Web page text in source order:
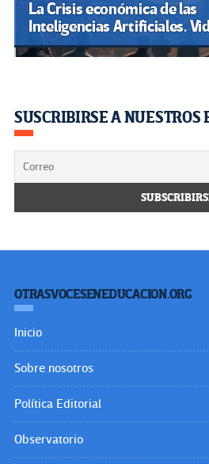
La Crisis económica de las
Inteligencias Artificiales.
SUSCRIBIRSE A NUESTROS
OTRASVOCESENEDUCACION.ORG
Inicio
Sobre nosotros
Política Editorial
Observatorio